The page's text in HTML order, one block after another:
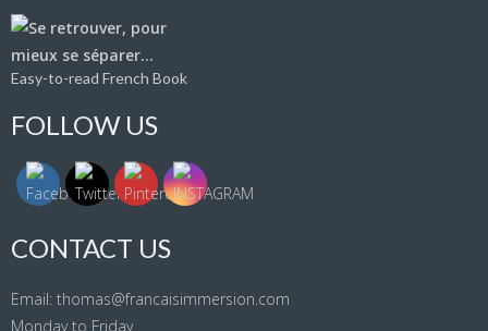
Easy-to-read French Book
FOLLOW US
CONTACT US
Email: thomas@francaisimmersion.com
Monday to Friday